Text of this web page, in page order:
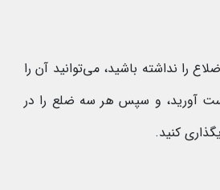
را نداشته باشید، می‌توانید آن را
آورید، و سپس هر سه ضلع را در
کنید.